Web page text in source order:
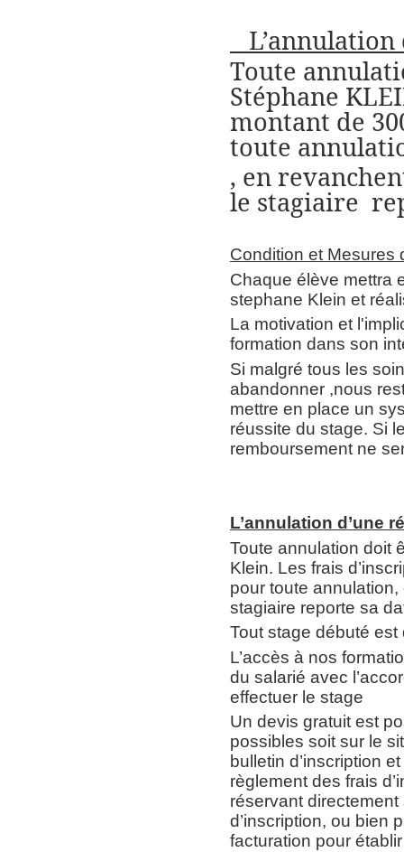
Toute
Stéphane
montant de
toute
, en
le stagiaire
Condition et Mesures
Chaque élève mettra
stephane Klein et
La motivation et
formation dans son
Si malgré tous les
abandonner ,nous
mettre en place un
réussite du stage. Si
remboursement ne
L’annulation d’une
Toute annulation doit
Klein. Les frais
pour toute
stagiaire reporte sa
Tout stage débuté
L’accès à nos
du salarié avec
effectuer le stage
Un devis gratuit est
possibles soit sur le
bulletin d’inscription
règlement des frais
réservant
d’inscription, ou bien
facturation pour